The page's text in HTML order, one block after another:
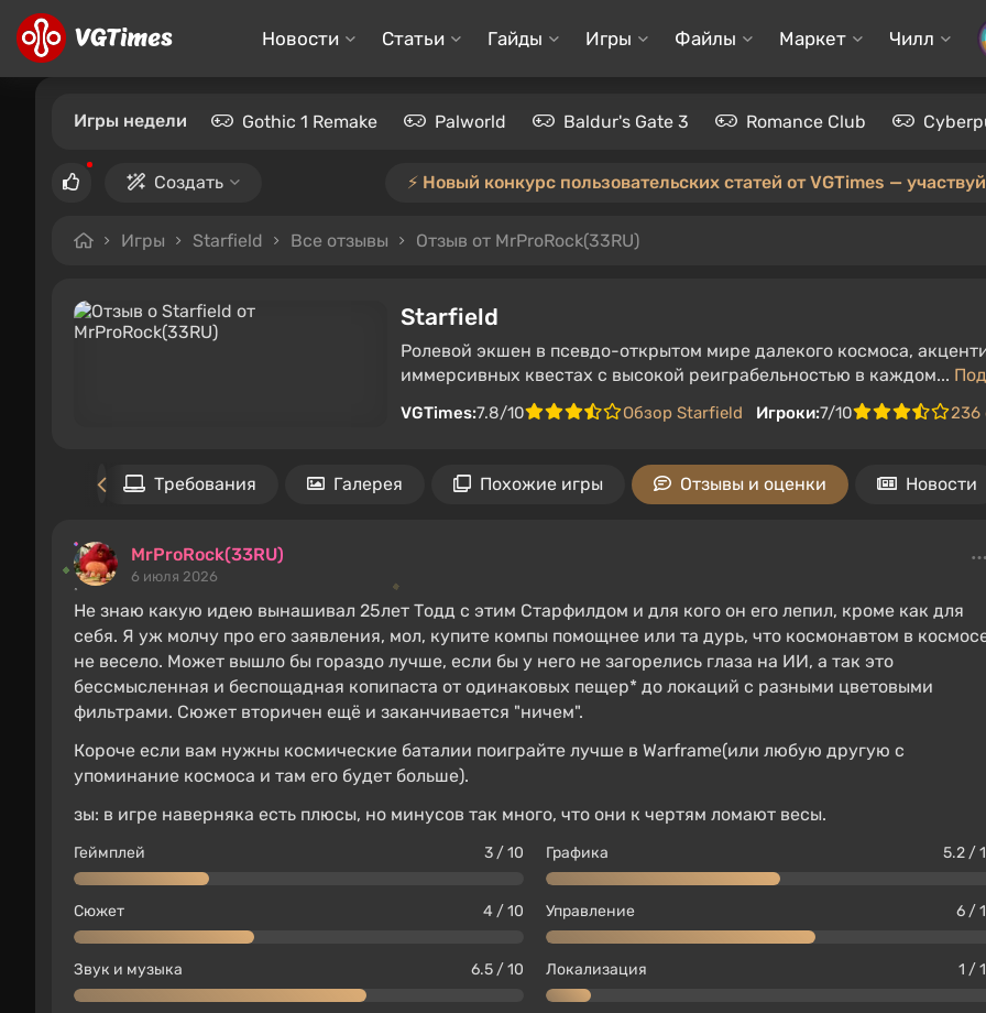
Новости Статьи Гайды Игры Файлы Маркет Чилл
Игры недели Gothic 1 Remake Palworld Baldur's Gate 3 Romance Club
Создать ⚡️ Новый конкурс пользовательских статей от VGTimes —
Игры Starfield Все отзывы Отзыв от MrProRock(33RU)
Starfield
Ролевой экшен в псевдо-открытом мире далекого космоса,
иммерсивных квестах с высокой реиграбельностью в каждом...
VGTimes:7.8/10 Обзор Starfield Игроки:7/10 236
Требования Галерея Похожие игры Отзывы и оценки Новости
MrProRock(33RU)
6 июля 2026
Не знаю какую идею вынашивал 25лет Тодд с этим Старфилдом и для кого он его лепил, кроме как для
себя. Я уж молчу про его заявления, мол, купите компы помощнее или та дурь, что космонавтом в
не весело. Может вышло бы гораздо лучше, если бы у него не загорелись глаза на ИИ, а так это
бессмысленная и беспощадная копипаста от одинаковых пещер* до локаций с разными цветовыми
фильтрами. Сюжет вторичен ещё и заканчивается "ничем".
Короче если вам нужны космические баталии поиграйте лучше в Warframe(или любую другую с
упоминание космоса и там его будет больше).
зы: в игре наверняка есть плюсы, но минусов так много, что они к чертям ломают весы.
Геймплей 3 / 10 Графика 5.2 /
Сюжет 4 / 10 Управление 6 /
Звук и музыка 6.5 / 10 Локализация 1 /